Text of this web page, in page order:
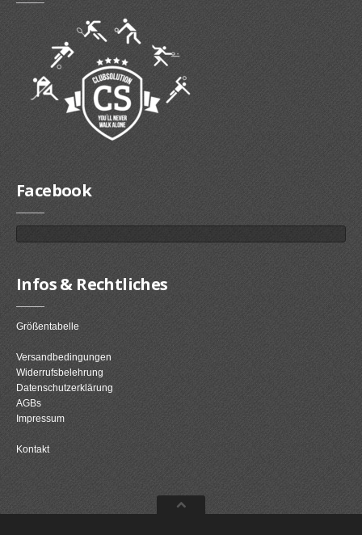
Facebook
Infos & Rechtliches
Größentabelle
Versandbedingungen
Widerrufsbelehrung
Datenschutzerklärung
AGBs
Impressum
Kontakt